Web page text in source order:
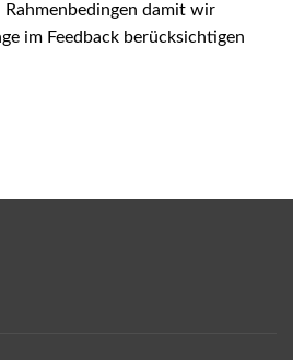
damit wir
im Feedback berücksichtigen